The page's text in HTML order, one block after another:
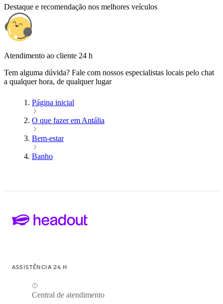
Destaque e recomendação nos melhores veículos
Atendimento ao cliente 24 h
Tem alguma dúvida? Fale com nossos especialistas locais pelo chat
a qualquer hora, de qualquer lugar
Página inicial
O que fazer em Antália
Bem-estar
Banho
ASSISTÊNCIA 24 H
Central de atendimento